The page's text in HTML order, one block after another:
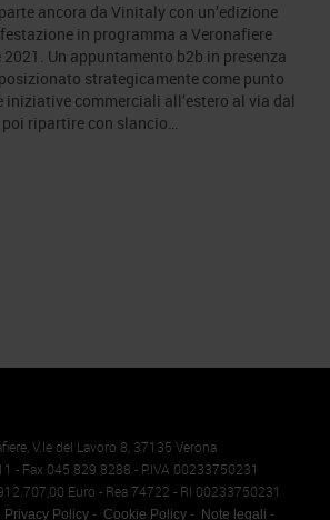
ancora da Vinitaly con un’edizione
in programma a Veronafiere
Un appuntamento b2b in presenza
strategicamente come punto
iniziative commerciali all’estero al via dal
poi ripartire con slancio…
V.le del Lavoro 8, 37135 Verona
- Fax 045 829 8288 - P.IVA 00233750231
Euro - Rea 74722 - RI 00233750231
Privacy Policy Cookie Policy Note legali